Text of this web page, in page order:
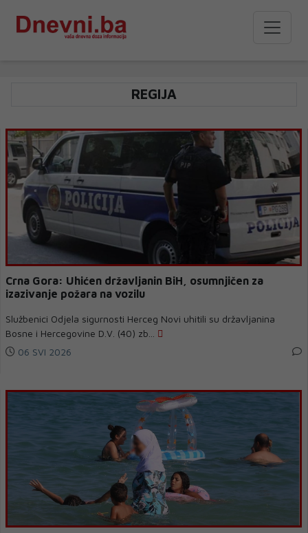
REGIJA
Crna Gora: Uhićen državljanin BiH, osumnjičen za
izazivanje požara na vozilu
Službenici Odjela sigurnosti Herceg Novi uhitili su državljanina
Bosne i Hercegovine D.V. (40) zb...
06 SVI 2026